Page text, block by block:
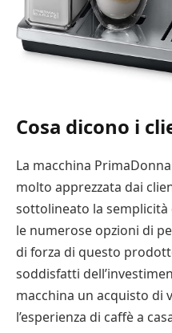
Cosa dicono i
La macchina
molto apprezzata dai
sottolineato la semplicità
le numerose opzioni di
di forza di questo
soddisfatti
macchina un acquisto di
l’esperienza di caffè a